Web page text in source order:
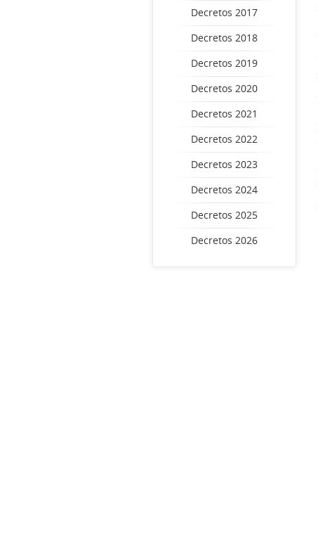
Decretos 2017
Decretos 2018
Decretos 2019
Decretos 2020
Decretos 2021
Decretos 2022
Decretos 2023
Decretos 2024
Decretos 2025
Decretos 2026